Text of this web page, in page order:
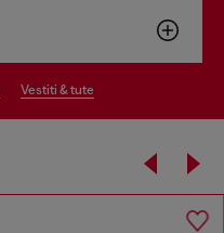
vestiti & tute